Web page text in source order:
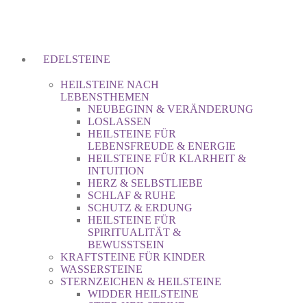
EDELSTEINE
HEILSTEINE NACH
LEBENSTHEMEN
NEUBEGINN & VERÄNDERUNG
LOSLASSEN
HEILSTEINE FÜR
LEBENSFREUDE & ENERGIE
HEILSTEINE FÜR KLARHEIT &
INTUITION
HERZ & SELBSTLIEBE
SCHLAF & RUHE
SCHUTZ & ERDUNG
HEILSTEINE FÜR
SPIRITUALITÄT &
BEWUSSTSEIN
KRAFTSTEINE FÜR KINDER
WASSERSTEINE
STERNZEICHEN & HEILSTEINE
WIDDER HEILSTEINE